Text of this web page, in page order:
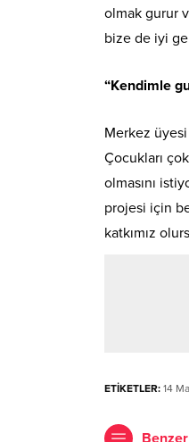
olmak gurur
bize de iyi
“Kendimle
Merkez
Çocukları
olmasını
projesi için
katkımız
ETİKETLER: 14